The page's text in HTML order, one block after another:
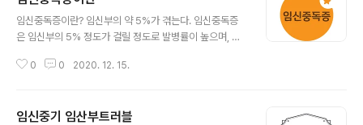
임신중독증이란? 임신부의 약 5%가 겪는다. 임신중독증
은 임신부의 5% 정도가 걸릴 정도로 발병률이 높으며, 자
는 자간전증의 초기 증상은 단백뇨, 얼굴과 손의 부종, 140
간증으로 되는데, 자간전증의 증상에 발작과 혼수가 뒤따
0 0 2020. 12. 15.
임신중기 임산부트러블